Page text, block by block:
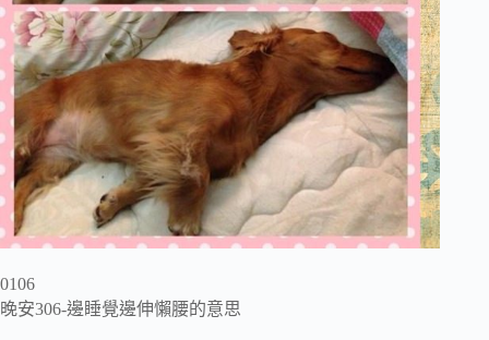
0106
晚安306-邊睡覺邊伸懶腰的意思